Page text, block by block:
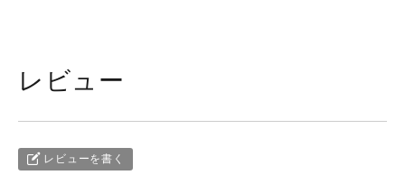
レビュー
レビューを書く